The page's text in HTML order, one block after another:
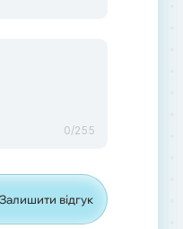
0/255
Залишити відгук